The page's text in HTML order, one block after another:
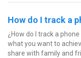
How do I track a
¿How do I track a
what you want to
share with family and